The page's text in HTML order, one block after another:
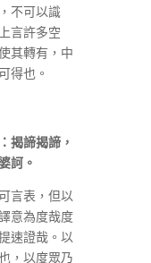
不可以識
言許多空
其轉有，中
得也。
揭諦揭諦，
訶。
言表，但以
意為度哉度
速證哉。以
，以度眾乃